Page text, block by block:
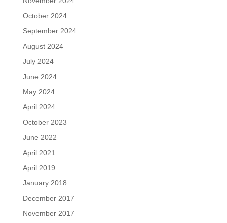
October 2024
September 2024
August 2024
July 2024
June 2024
May 2024
April 2024
October 2023
June 2022
April 2021
April 2019
January 2018
December 2017
November 2017